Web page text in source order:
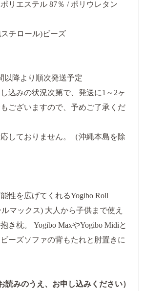
リエステル 87％ / ポリウレタン
チロール)ビーズ
以降より順次発送予定
込みの状況次第で、発送に1～2ヶ
ございますので、予めご了承くだ
しておりません。（沖縄本島を除
性を広げてくれるYogibo Roll
マックス) 大人から子供まで使え
き枕。 Yogibo MaxやYogibo Midiと
ーズソファの背もたれと肘置きに
読みのうえ、お申し込みください）